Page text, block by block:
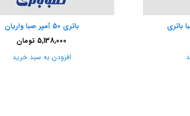
باتری 50 آمپر صبا واریان
5,138,000 تومان
افزودن به سبد خرید